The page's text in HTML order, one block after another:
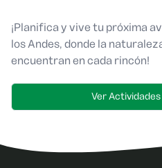
¡Planifica y vive tu próxima
los Andes, donde la
encuentran en cada rincón!
Ver Actividades